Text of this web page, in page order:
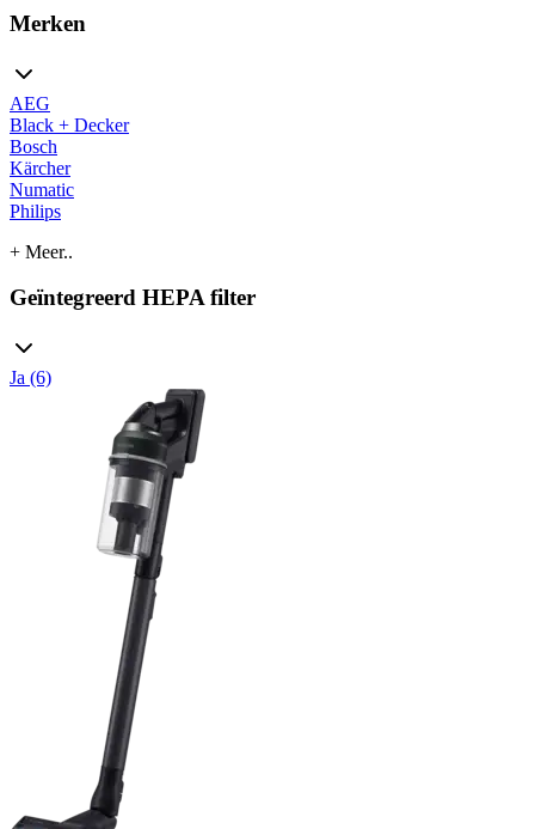
Merken
AEG
Black + Decker
Bosch
Kärcher
Numatic
Philips
+ Meer..
Geïntegreerd HEPA filter
Ja (6)